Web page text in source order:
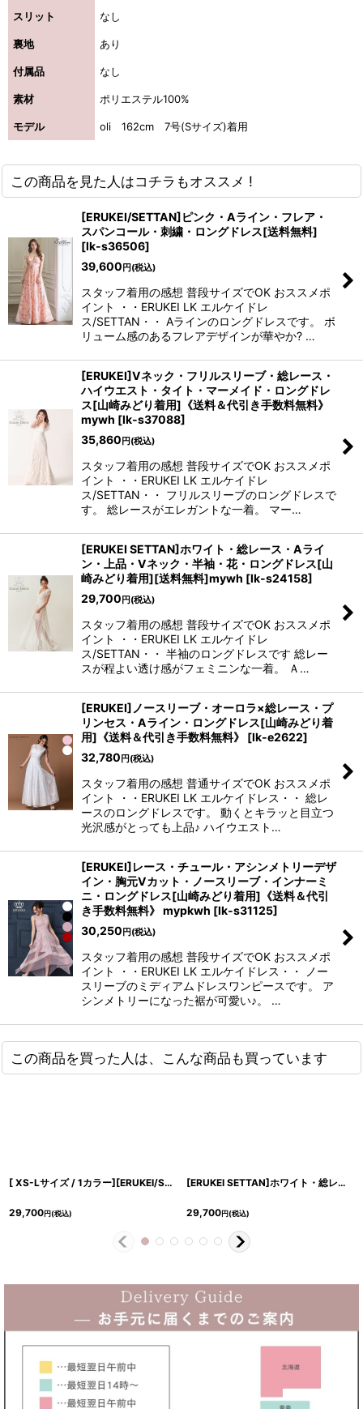
スリット なし
裏地 あり
付属品 なし
素材 ポリエステル100%
モデル oli 162cm 7号(Sサイズ)着用
この商品を見た人はコチラもオススメ !
[ERUKEI/SETTAN]ピンク・Aライン・フレア・
スパンコール・刺繍・ロングドレス[送料無料]
[lk-s36506]
39,600 円 (税込)
スタッフ着用の感想 普段サイズでOK おススメポ
イント ・・ERUKEI LK エルケイドレ
ス/SETTAN・・ Aラインのロングドレスです。 ボ
リューム感のあるフレアデザインが華やか? …
[ERUKEI]Vネック・フリルスリーブ・総レース・
ハイウエスト・タイト・マーメイド・ロングドレ
ス[山崎みどり着用]《送料＆代引き手数料無料》
mywh [lk-s37088]
35,860 円 (税込)
スタッフ着用の感想 普段サイズでOK おススメポ
イント ・・ERUKEI LK エルケイドレ
ス/SETTAN・・ フリルスリーブのロングドレスで
す。 総レースがエレガントな一着。 マー…
[ERUKEI SETTAN]ホワイト・総レース・Aライ
ン・上品・Vネック・半袖・花・ロングドレス[山
崎みどり着用][送料無料]mywh [lk-s24158]
29,700 円 (税込)
スタッフ着用の感想 普段サイズでOK おススメポ
イント ・・ERUKEI LK エルケイドレ
ス/SETTAN・・ 半袖のロングドレスです 総レー
スが程よい透け感がフェミニンな一着。 Ａ…
[ERUKEI]ノースリーブ・オーロラ×総レース・プ
リンセス・Aライン・ロングドレス[山崎みどり着
用]《送料＆代引き手数料無料》
[lk-e2622]
32,780 円 (税込)
スタッフ着用の感想 普通サイズでOK おススメポ
イント ・・ERUKEI LK エルケイドレス・・ 総レ
ースのロングドレスです。 動くとキラッと目立つ
光沢感がとっても上品♪ ハイウエスト…
[ERUKEI]レース・チュール・アシンメトリーデザ
イン・胸元Vカット・ノースリーブ・インナーミ
ニ・ロングドレス[山崎みどり着用]《送料＆代引
き手数料無料》 mypkwh [lk-s31125]
30,250 円 (税込)
スタッフ着用の感想 普段サイズでOK おススメポ
イント ・・ERUKEI LK エルケイドレス・・ ノー
スリーブのミディアムドレスワンピースです。 ア
シンメトリーになった裾が可愛い♪。 …
この商品を買った人は、こんな商品も買っています
[ XS-Lサイズ / 1カラー][ERUKEI/SETTAN]総レース・シアー・ノースリーブ・エレガント・スリット・フィッシュテール・タイト・マーメイド・ロングドレス[送料無料]
29,700円(税込)
[ERUKEI SETTAN]ホワイト・総レース・Aライン・上品・Vネック・半袖・花・ロングドレス[山崎みどり着用][送料無料]mywh
29,700円(税込)